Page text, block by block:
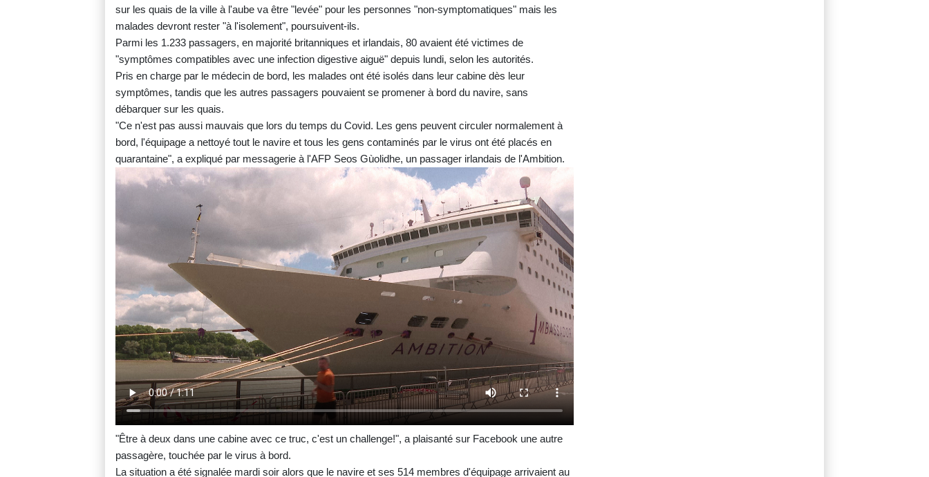
sur les quais de la ville à l'aube va être "levée" pour les personnes "non-symptomatiques" mais les
malades devront rester "à l'isolement", poursuivent-ils.
Parmi les 1.233 passagers, en majorité britanniques et irlandais, 80 avaient été victimes de
"symptômes compatibles avec une infection digestive aiguë" depuis lundi, selon les autorités.
Pris en charge par le médecin de bord, les malades ont été isolés dans leur cabine dès leur
symptômes, tandis que les autres passagers pouvaient se promener à bord du navire, sans
débarquer sur les quais.
"Ce n'est pas aussi mauvais que lors du temps du Covid. Les gens peuvent circuler normalement à
bord, l'équipage a nettoyé tout le navire et tous les gens contaminés par le virus ont été placés en
quarantaine", a expliqué par messagerie à l'AFP Seos Gùolidhe, un passager irlandais de l'Ambition.
"Être à deux dans une cabine avec ce truc, c'est un challenge!", a plaisanté sur Facebook une autre
passagère, touchée par le virus à bord.
La situation a été signalée mardi soir alors que le navire et ses 514 membres d'équipage arrivaient au